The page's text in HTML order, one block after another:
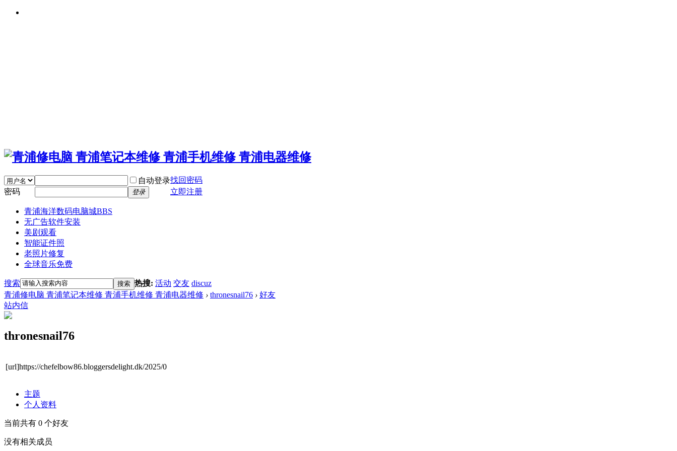
自动登录找回密码
密码
登录 立即注册
青浦海洋数码电脑城BBS
无广告软件安装
美剧观看
智能证件照
老照片修复
全球音乐免费
搜索 搜索 热搜: 活动 交友 discuz
青浦修电脑 青浦笔记本维修 青浦手机维修 青浦电器维修 › thronesnail76 › 好友
站内信
thronesnail76
[url]https://chefelbow86.bloggersdelight.dk/2025/0
主题
个人资料
当前共有 0 个好友
没有相关成员